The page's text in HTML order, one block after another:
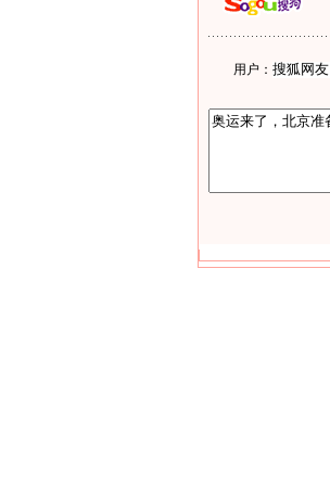
用户：